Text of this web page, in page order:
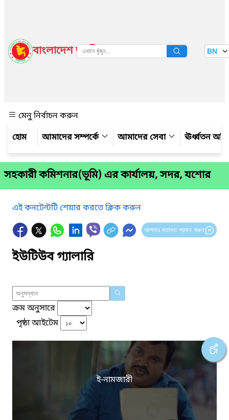
বাংলাদেশ জাতীয় তথ্য বাতায়ন BN
মেনু নির্বাচন করুন
আমাদের সম্পর্কে
আমাদের সেবা ঊর্ধ্বতন
সহকারী কমিশনার(ভূমি) এর কার্যালয়, সদর, যশোর
এই কনটেন্টটি শেয়ার করতে ক্লিক করুন
আপনার মতামত প্রদান করুন
ইউটিউব গ্যালারি
ক্রম অনুসারে
পৃষ্ঠা আইটেম
ই-নামজারী